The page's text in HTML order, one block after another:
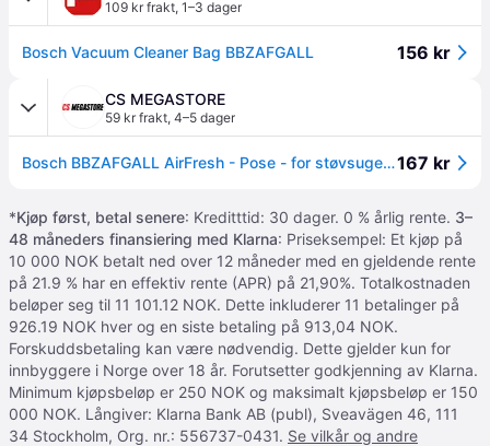
109 kr frakt, 1–3 dager
Bosch Vacuum Cleaner Bag BBZAFGALL 156 kr
CS MEGASTORE
59 kr frakt, 4–5 dager
Bosch BBZAFGALL AirFresh - Pose - for støvsuger (en pakke 4)167 kr
*Kjøp først, betal senere: Kreditttid: 30 dager. 0 % årlig rente. 3–
48 måneders finansiering med Klarna: Priseksempel: Et kjøp på
10 000 NOK betalt ned over 12 måneder med en gjeldende rente
på 21.9 % har en effektiv rente (APR) på 21,90%. Totalkostnaden
beløper seg til 11 101.12 NOK. Dette inkluderer 11 betalinger på
926.19 NOK hver og en siste betaling på 913,04 NOK.
Forskuddsbetaling kan være nødvendig. Dette gjelder kun for
innbyggere i Norge over 18 år. Forutsetter godkjenning av Klarna.
Minimum kjøpsbeløp er 250 NOK og maksimalt kjøpsbeløp er 150
000 NOK. Långiver: Klarna Bank AB (publ), Sveavägen 46, 111
34 Stockholm, Org. nr.: 556737-0431. Se vilkår og andre